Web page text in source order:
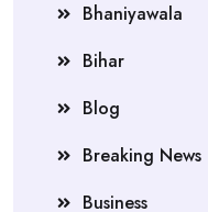
Bhaniyawala
Bihar
Blog
Breaking News
Business